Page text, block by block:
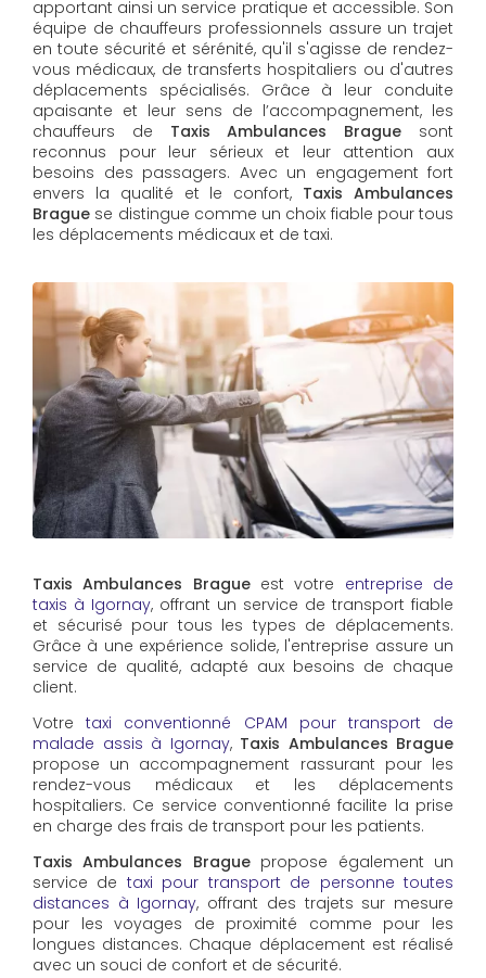
apportant ainsi un service pratique et accessible. Son
équipe de chauffeurs professionnels assure un trajet
en toute sécurité et sérénité, qu'il s'agisse de rendez-
vous médicaux, de transferts hospitaliers ou d'autres
déplacements spécialisés. Grâce à leur conduite
apaisante et leur sens de l’accompagnement, les
chauffeurs de Taxis Ambulances Brague sont
reconnus pour leur sérieux et leur attention aux
besoins des passagers. Avec un engagement fort
envers la qualité et le confort, Taxis Ambulances
Brague se distingue comme un choix fiable pour tous
les déplacements médicaux et de taxi.
Taxis Ambulances Bragueest votre entreprise de
taxis à Igornay, offrant un service de transport fiable
et sécurisé pour tous les types de déplacements.
Grâce à une expérience solide, l'entreprise assure un
service de qualité, adapté aux besoins de chaque
client.
Votretaxi conventionné CPAM pour transport de
malade assis à Igornay, Taxis Ambulances Brague
propose un accompagnement rassurant pour les
rendez-vous médicaux et les déplacements
hospitaliers. Ce service conventionné facilite la prise
en charge des frais de transport pour les patients.
Taxis Ambulances Braguepropose également un
service de taxi pour transport de personne toutes
distances à Igornay, offrant des trajets sur mesure
pour les voyages de proximité comme pour les
longues distances. Chaque déplacement est réalisé
avec un souci de confort et de sécurité.